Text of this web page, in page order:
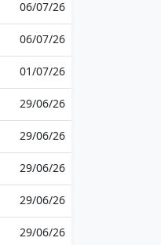
06/07/26
06/07/26
01/07/26
29/06/26
29/06/26
29/06/26
29/06/26
29/06/26